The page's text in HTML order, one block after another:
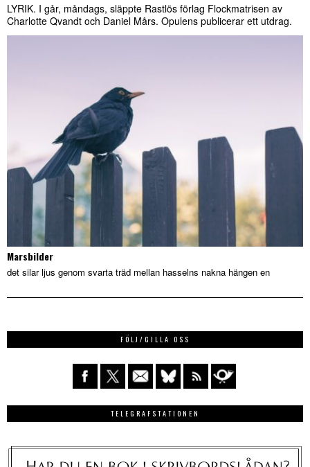
LYRIK. I går, måndags, släppte Rastlös förlag Flockmatrisen av
Charlotte Qvandt och Daniel Mårs. Opulens publicerar ett utdrag.
Marsbilder
det silar ljus genom svarta träd mellan hasselns nakna hängen en
FÖLJ/GILLA OSS
TELEGRAFSTATIONEN